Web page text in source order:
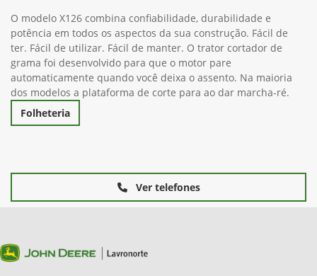
O modelo X126 combina confiabilidade, durabilidade e
potência em todos os aspectos da sua construção. Fácil de
ter. Fácil de utilizar. Fácil de manter. O trator cortador de
grama foi desenvolvido para que o motor pare
automaticamente quando você deixa o assento. Na maioria
dos modelos a plataforma de corte para ao dar marcha-ré.
Folheteria
Ver telefones